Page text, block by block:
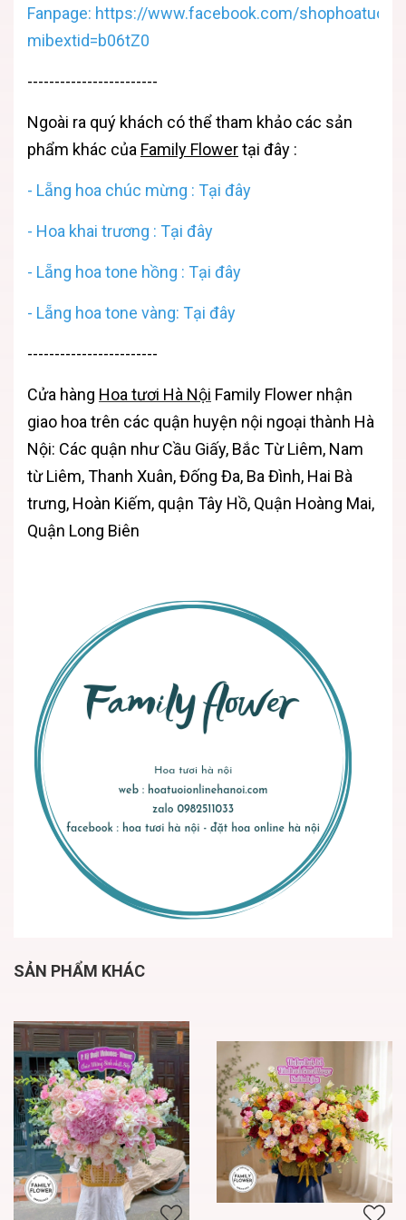
Fanpage: https://www.facebook.com/
mibextid=b06tZ0
------------------------
Ngoài ra quý khách có thể tham khảo các sản
phẩm khác của Family Flowertại đây :
- Lẵng hoa chúc mừng : Tại đây
- Hoa khai trương : Tại đây
- Lẵng hoa tone hồng : Tại đây
- Lẵng hoa tone vàng: Tại đây
------------------------
Cửa hàng Hoa tươi Hà Nội Family Flower nhận
giao hoa trên các quận huyện nội ngoại thành Hà
Nội: Các quận như Cầu Giấy, Bắc Từ Liêm, Nam
từ Liêm, Thanh Xuân, Đống Đa, Ba Đình, Hai Bà
trưng, Hoàn Kiếm, quận Tây Hồ, Quận Hoàng Mai,
Quận Long Biên
SẢN PHẨM KHÁC